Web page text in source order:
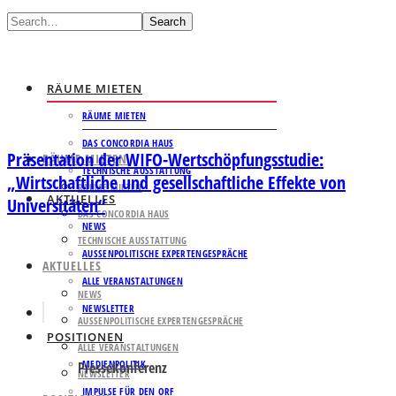
Search
RÄUME MIETEN
RÄUME MIETEN
DAS CONCORDIA HAUS
TECHNISCHE AUSSTATTUNG
AKTUELLES
NEWS
AUSSENPOLITISCHE EXPERTENGESPRÄCHE
ALLE VERANSTALTUNGEN
NEWSLETTER
POSITIONEN
MEDIENPOLITIK
IMPULSE FÜR DEN ORF
RÄUME MIETEN
RÄUME MIETEN
DAS CONCORDIA HAUS
TECHNISCHE AUSSTATTUNG
AKTUELLES
NEWS
AUSSENPOLITISCHE EXPERTENGESPRÄCHE
ALLE VERANSTALTUNGEN
NEWSLETTER
Präsentation der WIFO-Wertschöpfungsstudie:
„Wirtschaftliche und gesellschaftliche Effekte von
Universitäten“
Pressekonferenz